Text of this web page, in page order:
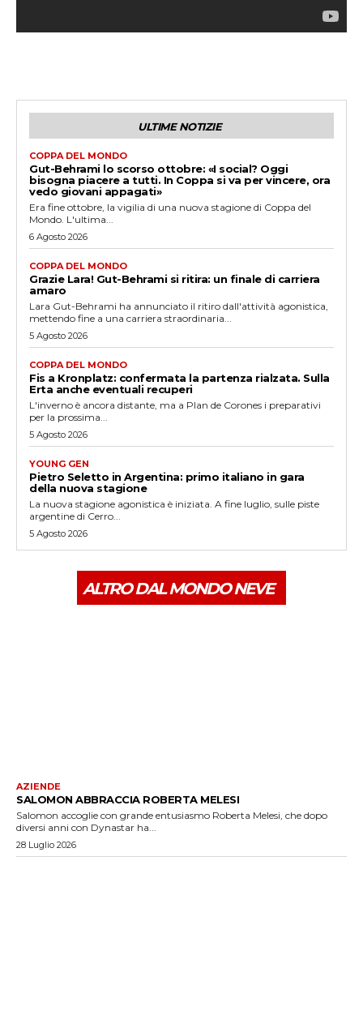
ULTIME NOTIZIE
COPPA DEL MONDO
Gut-Behrami lo scorso ottobre: «I social? Oggi
bisogna piacere a tutti. In Coppa si va per vincere, ora
vedo giovani appagati»
Era fine ottobre, la vigilia di una nuova stagione di Coppa del
Mondo. L'ultima...
6 Agosto 2026
COPPA DEL MONDO
Grazie Lara! Gut-Behrami si ritira: un finale di carriera
amaro
Lara Gut-Behrami ha annunciato il ritiro dall'attività agonistica,
mettendo fine a una carriera straordinaria...
5 Agosto 2026
COPPA DEL MONDO
Fis a Kronplatz: confermata la partenza rialzata. Sulla
Erta anche eventuali recuperi
L'inverno è ancora distante, ma a Plan de Corones i preparativi
per la prossima...
5 Agosto 2026
YOUNG GEN
Pietro Seletto in Argentina: primo italiano in gara
della nuova stagione
La nuova stagione agonistica è iniziata. A fine luglio, sulle piste
argentine di Cerro...
5 Agosto 2026
ALTRO DAL MONDO NEVE
AZIENDE
SALOMON ABBRACCIA ROBERTA MELESI
Salomon accoglie con grande entusiasmo Roberta Melesi, che dopo
diversi anni con Dynastar ha...
28 Luglio 2026